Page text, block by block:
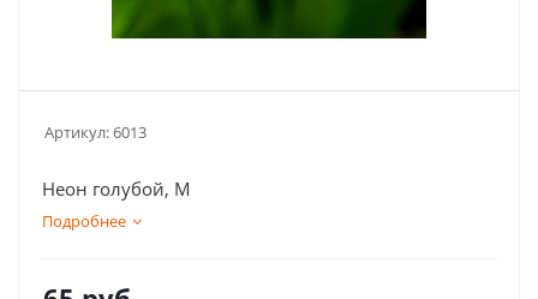
Артикул:6013
Неон голубой, M
Подробнее